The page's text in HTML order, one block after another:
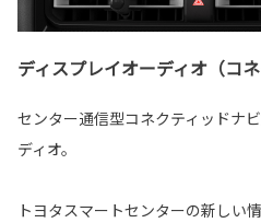
ディスプレイオーディオ（コ
センター通信型コネクティッドナ
ディオ。
トヨタスマートセンターの新しい